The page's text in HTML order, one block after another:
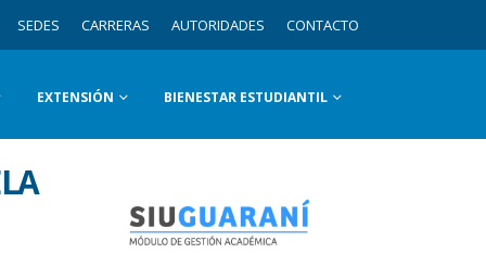
SEDES CARRERAS AUTORIDADES CONTACTO
EXTENSIÓN BIENESTAR ESTUDIANTIL